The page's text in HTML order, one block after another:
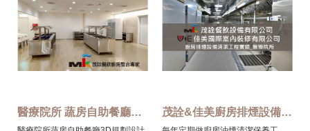
醫療院所 蔬房自助餐廳_新店 茂詮&佳美廚房排煙設備清潔工程實績_醫療院所